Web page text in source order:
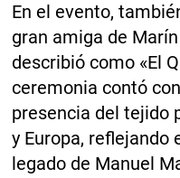
En el evento,
gran amiga de
describió como «El
ceremonia contó
presencia del tejido
y Europa, reflejando
legado de Manuel